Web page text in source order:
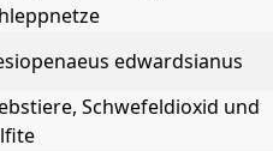
edwardsianus
Schwefeldioxid und